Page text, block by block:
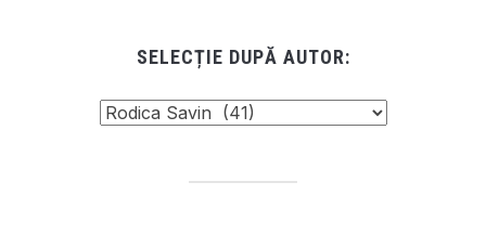
SELECȚIE DUPĂ AUTOR: